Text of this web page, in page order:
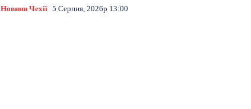
Новини Чехії 5 Серпня, 2026р 13:00